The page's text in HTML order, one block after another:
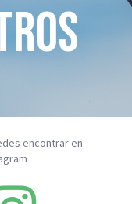
encontrar en